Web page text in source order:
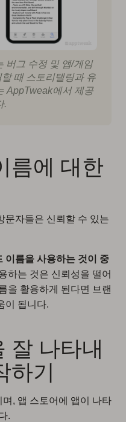
버그 수정 및 앱/게임
때 스토리텔링과 유
AppTweak에서 제공
.
름에 대한
문자들은 신뢰할 수 있는
이름을 사용하는 것이 중
하는 것은 신뢰성을 떨어
을 활용하게 된다면 브랜
이 됩니다.
잘 나타내
하기
, 앱 스토어에 앱이 나타
.